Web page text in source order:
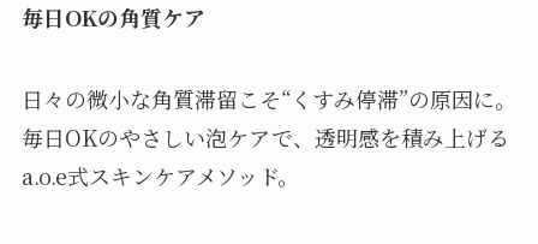
毎日OKの角質ケア
日々の微小な角質滞留こそ“くすみ停滞”の原因に。
毎日OKのやさしい泡ケアで、透明感を積み上げる
a.o.e式スキンケアメソッド。